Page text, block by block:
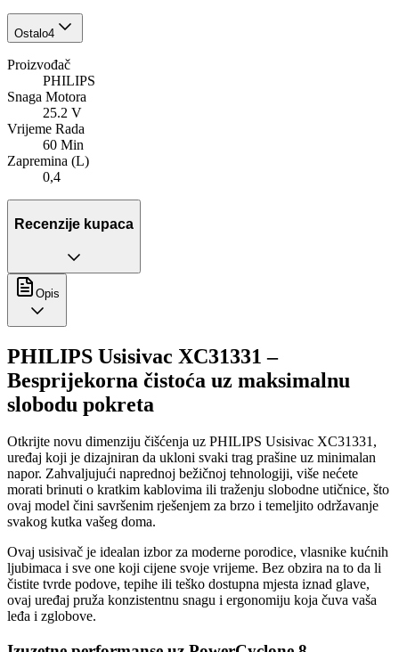
Ostalo4
Proizvođač
PHILIPS
Snaga Motora
25.2 V
Vrijeme Rada
60 Min
Zapremina (L)
0,4
Recenzije kupaca
Opis
PHILIPS Usisivac XC31331 –
Besprijekorna čistoća uz maksimalnu
slobodu pokreta
Otkrijte novu dimenziju čišćenja uz PHILIPS Usisivac XC31331,
uređaj koji je dizajniran da ukloni svaki trag prašine uz minimalan
napor. Zahvaljujući naprednoj bežičnoj tehnologiji, više nećete
morati brinuti o kratkim kablovima ili traženju slobodne utičnice, što
ovaj model čini savršenim rješenjem za brzo i temeljito održavanje
svakog kutka vašeg doma.
Ovaj usisivač je idealan izbor za moderne porodice, vlasnike kućnih
ljubimaca i sve one koji cijene svoje vrijeme. Bez obzira na to da li
čistite tvrde podove, tepihe ili teško dostupna mjesta iznad glave,
ovaj uređaj pruža konzistentnu snagu i ergonomiju koja čuva vaša
leđa i zglobove.